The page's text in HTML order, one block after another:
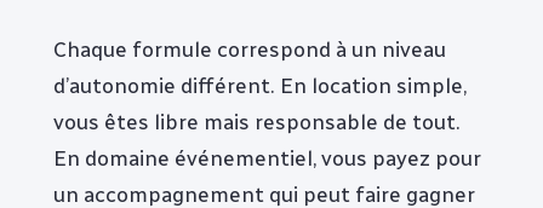
Chaque formule correspond à un niveau
d’autonomie différent. En location simple,
vous êtes libre mais responsable de tout.
En domaine événementiel, vous payez pour
un accompagnement qui peut faire gagner